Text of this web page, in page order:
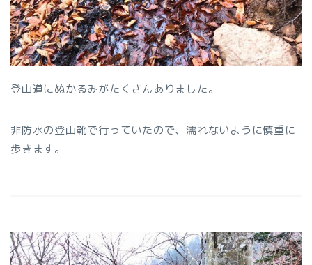
登山道にぬかるみがたくさんありました。
非防水の登山靴で行っていたので、濡れないように慎重に
歩きます。